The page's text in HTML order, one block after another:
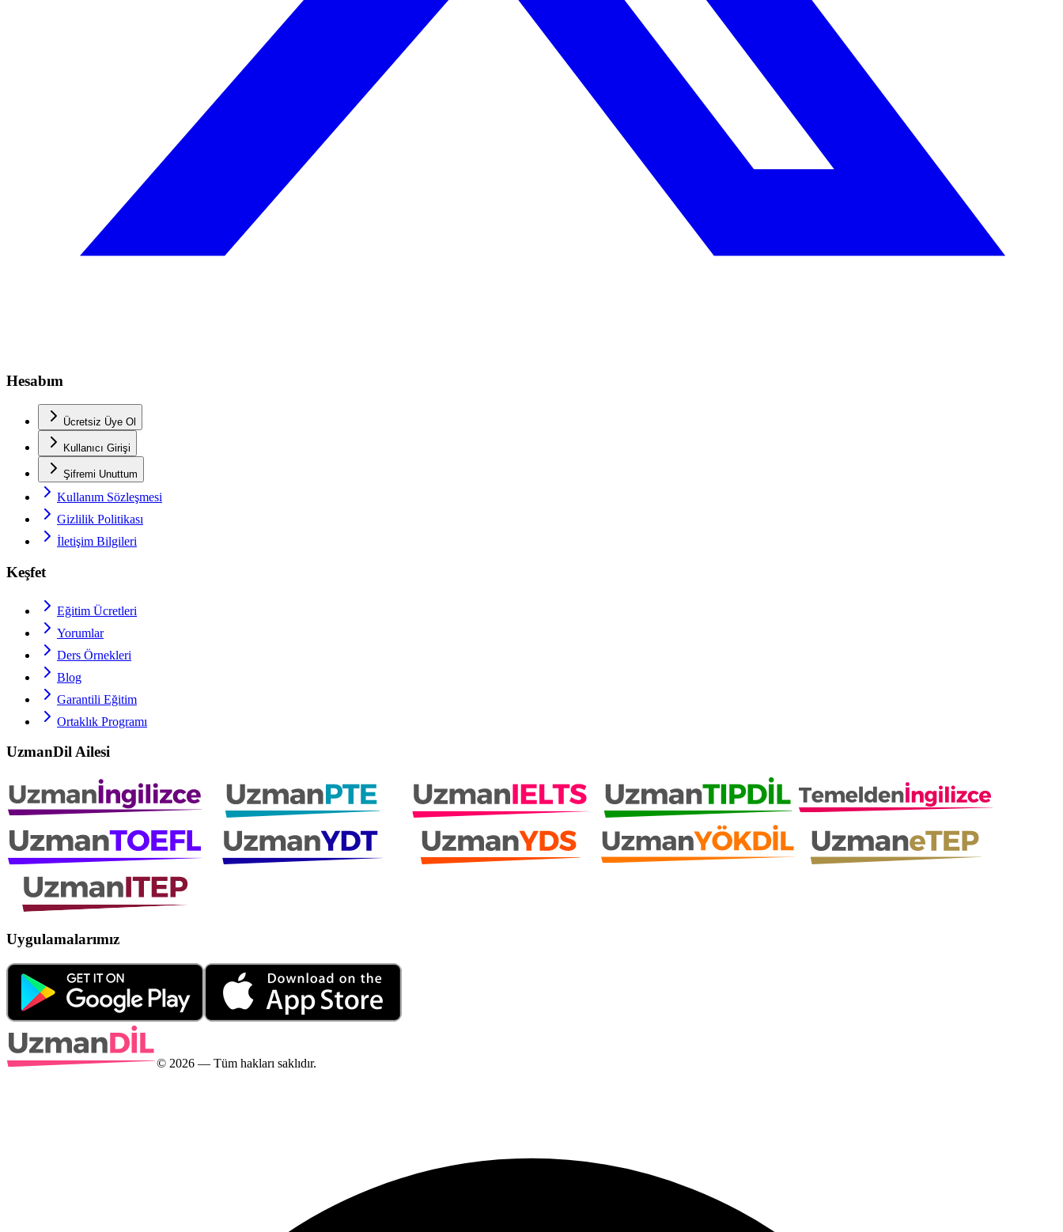
Hesabım
Ücretsiz Üye Ol
Kullanıcı Girişi
Şifremi Unuttum
Kullanım Sözleşmesi
Gizlilik Politikası
İletişim Bilgileri
Keşfet
Eğitim Ücretleri
Yorumlar
Ders Örnekleri
Blog
Garantili Eğitim
Ortaklık Programı
UzmanDil Ailesi
Uygulamalarımız
© 2026 — Tüm hakları saklıdır.